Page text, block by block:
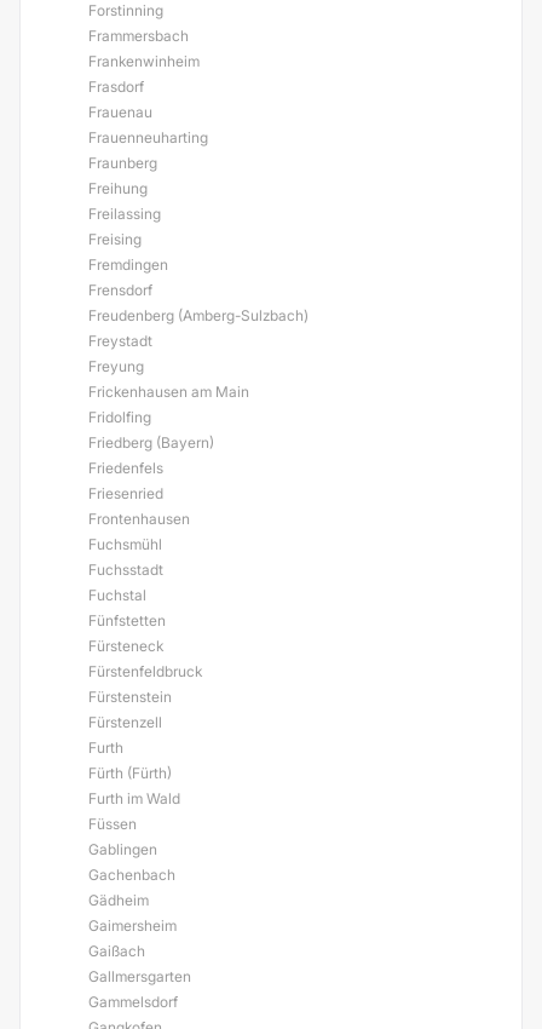
Forstinning
Frammersbach
Frankenwinheim
Frasdorf
Frauenau
Frauenneuharting
Fraunberg
Freihung
Freilassing
Freising
Fremdingen
Frensdorf
Freudenberg (Amberg-Sulzbach)
Freystadt
Freyung
Frickenhausen am Main
Fridolfing
Friedberg (Bayern)
Friedenfels
Friesenried
Frontenhausen
Fuchsmühl
Fuchsstadt
Fuchstal
Fünfstetten
Fürsteneck
Fürstenfeldbruck
Fürstenstein
Fürstenzell
Furth
Fürth (Fürth)
Furth im Wald
Füssen
Gablingen
Gachenbach
Gädheim
Gaimersheim
Gaißach
Gallmersgarten
Gammelsdorf